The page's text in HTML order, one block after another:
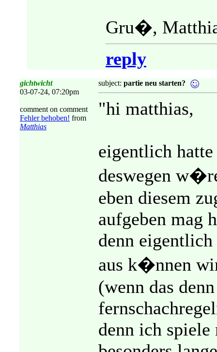
Gru�,
reply
gichtwicht
03-07-24, 07:20pm
comment on comment
Fehler behoben! from
Matthias
subject: partie neu starten?
"hi matthias,
eigentlich
deswegen
eben diesem
aufgeben mag
denn
aus k�nnen
(wenn das
denn ich